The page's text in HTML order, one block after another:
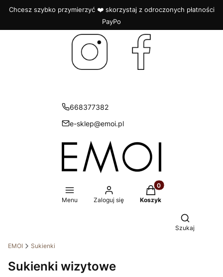
Chcesz szybko przymierzyć ❤️ skorzystaj z odroczonych płatności
PayPo
668377382
e-sklep@emoi.pl
Menu Zaloguj się
Produkty w
Koszyk
Otwórz
Szukaj
EMOI Sukienki
Sukienki wizytowe